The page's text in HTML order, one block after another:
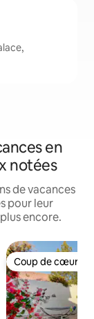
en
notées
de vacances
pour leur
encore.
Coup de cœur
Coup de cœur